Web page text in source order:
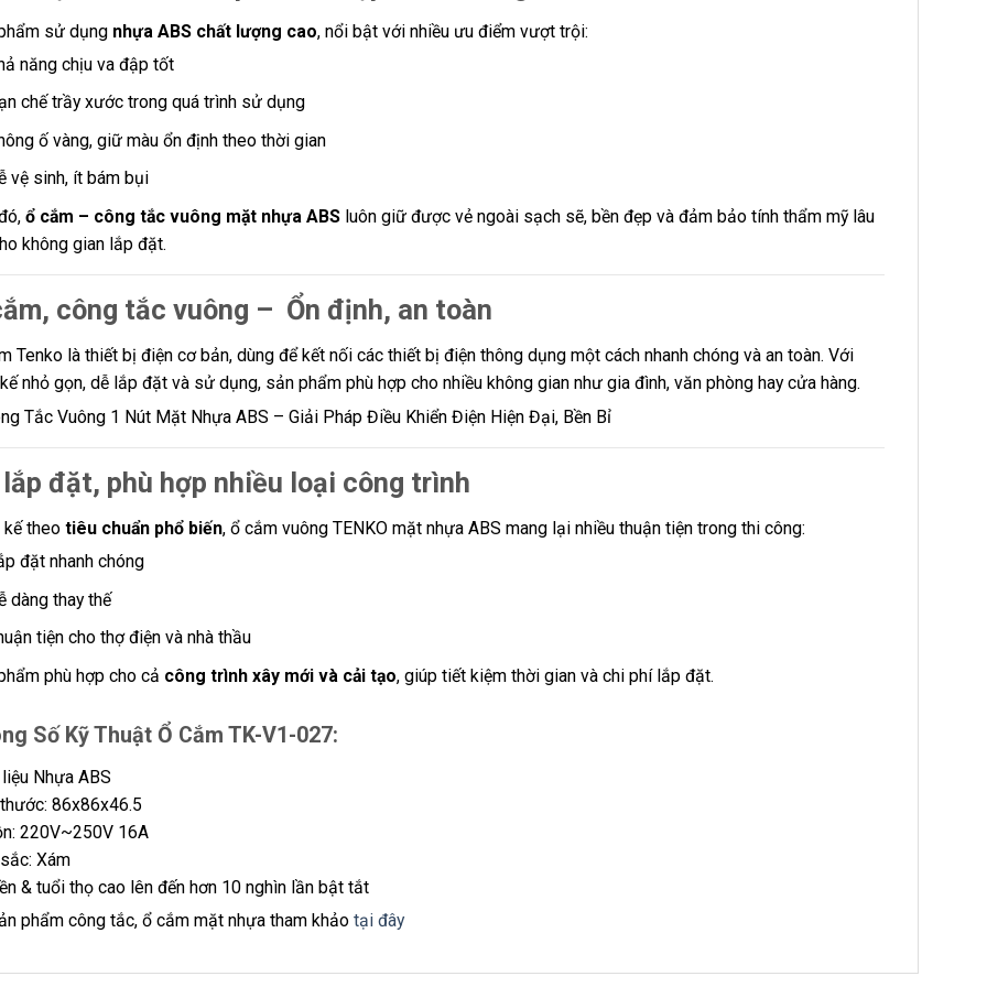
sử dụng nhựa ABS chất lượng cao, nổi bật với nhiều ưu điểm vượt trội:
năng chịu va đập tốt
chế trầy xước trong quá trình sử dụng
ố vàng, giữ màu ổn định theo thời gian
vệ sinh, ít bám bụi
ổ cắm – công tắc vuông mặt nhựa ABS luôn giữ được vẻ ngoài sạch sẽ, bền đẹp và đảm bảo tính thẩm mỹ lâu
không gian lắp đặt.
công tắc vuông – Ổn định, an toàn
Tenko là thiết bị điện cơ bản, dùng để kết nối các thiết bị điện thông dụng một cách nhanh chóng và an toàn. Với
nhỏ gọn, dễ lắp đặt và sử dụng, sản phẩm phù hợp cho nhiều không gian như gia đình, văn phòng hay cửa hàng.
đặt, phù hợp nhiều loại công trình
kế theo tiêu chuẩn phổ biến, ổ cắm vuông TENKO mặt nhựa ABS mang lại nhiều thuận tiện trong thi công:
đặt nhanh chóng
dàng thay thế
tiện cho thợ điện và nhà thầu
phù hợp cho cả công trình xây mới và cải tạo, giúp tiết kiệm thời gian và chi phí lắp đặt.
Số Kỹ Thuật Ổ Cắm TK-V1-027:
Nhựa ABS
86x86x46.5
220V~250V 16A
Xám
& tuổi thọ cao lên đến hơn 10 nghìn lần bật tắt
phẩm công tắc, ổ cắm mặt nhựa tham khảo tại đây